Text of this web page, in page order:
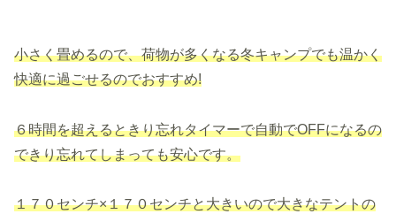
小さく畳めるので、荷物が多くなる冬キャンプでも温かく
快適に過ごせるのでおすすめ!
６時間を超えるときり忘れタイマーで自動でOFFになるの
できり忘れてしまっても安心です。
１７０センチ×１７０センチと大きいので大きなテントの